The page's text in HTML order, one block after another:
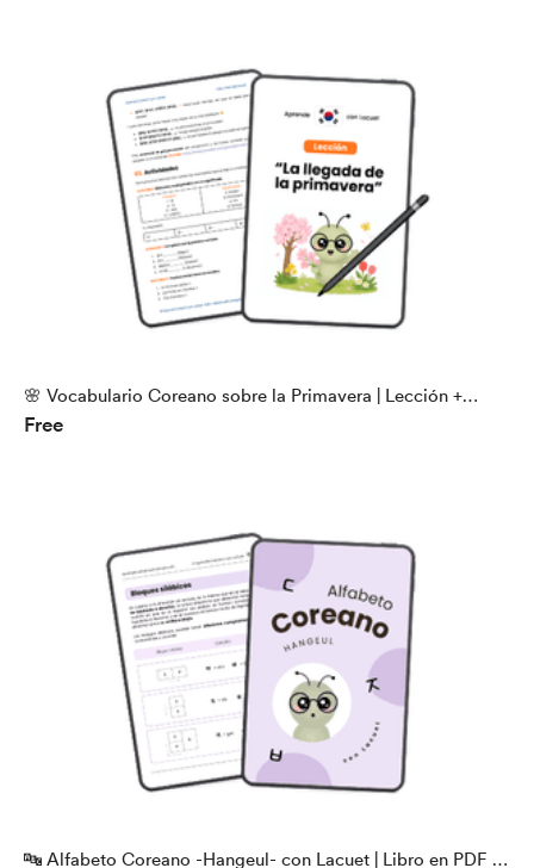
🌸 Vocabulario Coreano sobre la Primavera | Lección +
Actividades
Free
🔤 Alfabeto Coreano -Hangeul- con Lacuet | Libro en PDF |